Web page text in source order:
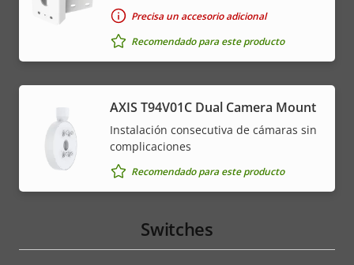
Precisa un accesorio adicional
Recomendado para este producto
AXIS T94V01C Dual Camera Mount
Instalación consecutiva de cámaras sin
complicaciones
Recomendado para este producto
Switches